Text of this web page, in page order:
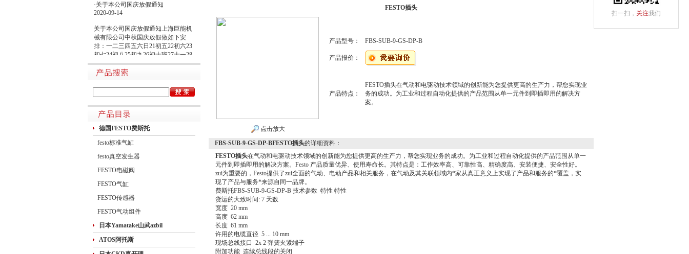
扫一扫， 关注我们
2020-09-14
关于本公司国庆放假通知上海巨能机
械有限公司中秋国庆放假做如下安
排：一二三四五六日21初五22初六23
初七24初八25初九26初十班27十一28
假3十七假4十八假5十九假6二十假7
廿一假8廿二9廿三班10廿四11廿五10
月1日~8日放假调休，共8天。9月27
日（星期日）、10月10日（星期六）
上班。在此期间如有进口产品需要采
购的客户，为避免您的货期受到影
如下1.高速免费规定时间：2020年10
月1日0时-10月8日24时，共8天
德国FESTO费斯托
festo标准气缸
festo真空发生器
FESTO电磁阀
FESTO气缸
FESTO传感器
FESTO气动组件
日本Yamatake山武azbil
ATOS阿托斯
FESTO插头
点击放大
产品型号： FBS-SUB-9-GS-DP-B
产品报价：
产品特点：
FESTO插头在气动和电驱动技术领域的创新能为您提供更高的生产力，帮您实现业
务的成功。为工业和过程自动化提供的产品范围从单一元件到即插即用的解决方
案。
FBS-SUB-9-GS-DP-BFESTO插头的详细资料：
FESTO插头在气动和电驱动技术领域的创新能为您提供更高的生产力，帮您实现业务的成功。为工业和过程自动化提供的产品范围从单一
元件到即插即用的解决方案。Festo 产品质量优异、使用寿命长。其特点是：工作效率高、可靠性高、精确度高、安装便捷、安全性好。
zui为重要的，Festo提供了zui全面的气动、电动产品和相关服务，在气动及其关联领域内*家从真正意义上实现了产品和服务的*覆盖，实
现了产品与服务*来源自同一品牌。
费斯托FBS-SUB-9-GS-DP-B 技术参数 特性 特性
货运的大致时间: 7 天数
宽度 20 mm
高度 62 mm
长度 61 mm
许用的电缆直径 5 ... 10 mm
现场总线接口 2x 2 弹簧夹紧端子
附加功能 连续总线段的关闭